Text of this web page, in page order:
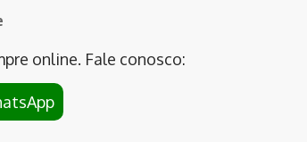
online. Fale conosco: